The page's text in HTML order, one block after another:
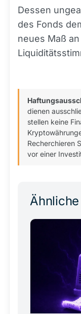
Dessen
des Fonds
neues Maß
dienen
stellen keine
Recherchieren
vor einer